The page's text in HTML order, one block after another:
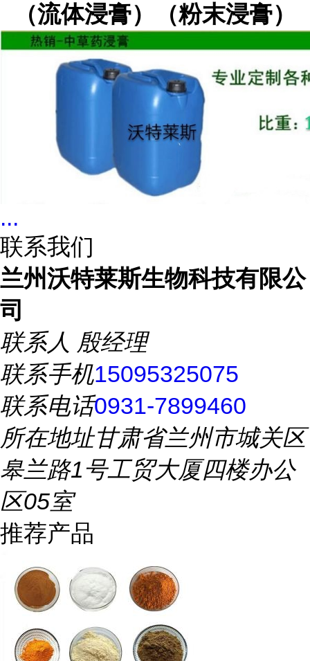
（流体浸膏）（粉末浸膏）
...
联系我们
兰州沃特莱斯生物科技有限公
司
联系人 殷经理
联系手机15095325075
联系电话0931-7899460
所在地址甘肃省兰州市城关区
皋兰路1号工贸大厦四楼办公
区05室
推荐产品